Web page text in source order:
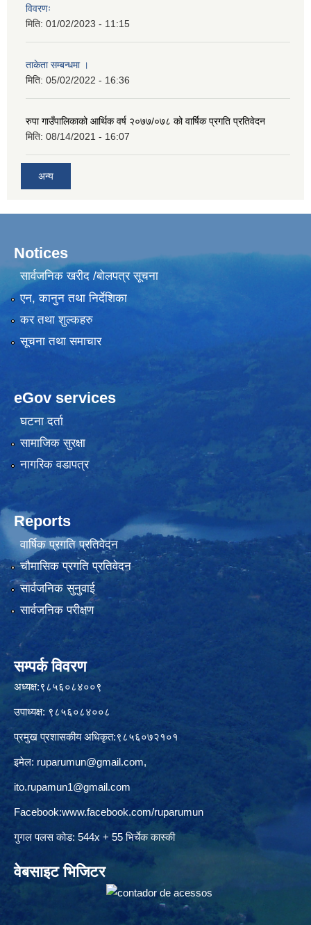
विवरणः
मिति: 01/02/2023 - 11:15
ताकेता सम्बन्धमा ।
मिति: 05/02/2022 - 16:36
रुपा गाउँपालिकाको आर्थिक वर्ष २०७७/०७८ को वार्षिक प्रगति प्रतिवेदन
मिति: 08/14/2021 - 16:07
अन्य
Notices
सार्वजनिक खरीद /बोलपत्र सूचना
एन, कानुन तथा निर्देशिका
कर तथा शुल्कहरु
सूचना तथा समाचार
eGov services
घटना दर्ता
सामाजिक सुरक्षा
नागरिक वडापत्र
Reports
वार्षिक प्रगति प्रतिवेदन
चौमासिक प्रगति प्रतिवेदन
सार्वजनिक सुनुवाई
सार्वजनिक परीक्षण
सम्पर्क विवरण
अध्यक्ष:९८५६०८४००९
उपाध्यक्ष: ९८५६०८४००८
प्रमुख प्रशासकीय अधिकृत:९८५६०७२१०१
इमेल: ruparumun@gmail.com,
ito.rupamun1@gmail.com
Facebook:www.facebook.com/ruparumun
गुगल पलस कोड: 544x + 55 भिर्चेक कास्की
वेबसाइट भिजिटर